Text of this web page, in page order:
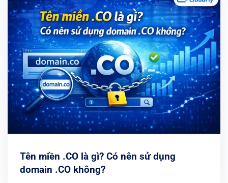
Tên miền .CO là gì? Có nên sử dụng
domain .CO không?